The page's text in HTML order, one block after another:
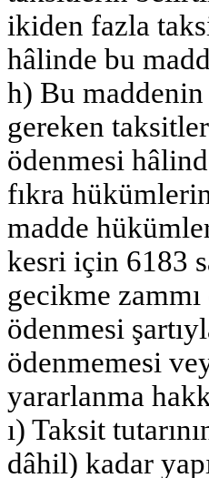
ikiden fazla
hâlinde bu
h) Bu
gereken
ödenmesi
fıkra
madde
kesri için 6183
gecikme
ödenmesi
ödenmemesi
yararlanma
ı) Taksit
dâhil) kadar